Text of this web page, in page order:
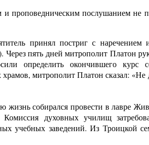
и проповедническим послушанием не
принял постриг с наречением
Через пять дней митрополит Платон
определить окончившего курс
митрополит Платон сказал: «Не
жизнь собирался провести в лавре
Комиссия духовных училищ
учебных заведений. Из Троицкой